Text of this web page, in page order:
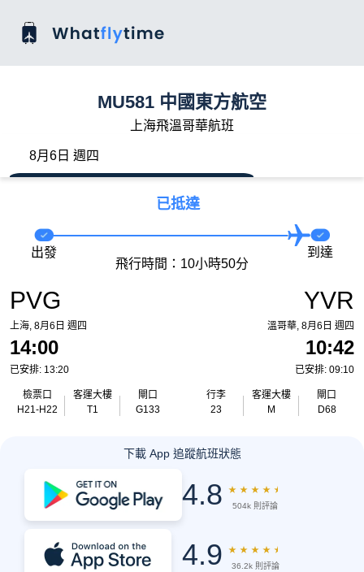
MU581 中國東方航空
上海飛溫哥華航班
8月6日 週四
已抵達
PVG
上海, 8月6日 週四
14:00
已安排: 13:20
檢票口
H21-H22
客運大樓
T1
閘口
G133
出發
飛行時間：10小時50分
到達
YVR
溫哥華, 8月6日 週四
10:42
已安排: 09:10
行李
23
客運大樓
M
閘口
D68
下載 App 追蹤航班狀態
4.8 ★ ★ ★ ★ ★
504k 則評論
4.9 ★ ★ ★ ★ ★
36.2k 則評論